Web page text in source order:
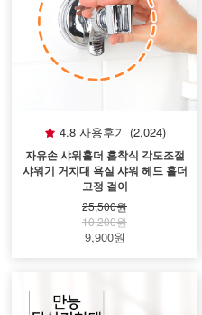
4.8 사용후기 (2,024)
자유손 샤워홀더 흡착식 각도조절
샤워기 거치대 욕실 샤워 헤드 홀더
고정 걸이
25,500원
10,200원
9,900원